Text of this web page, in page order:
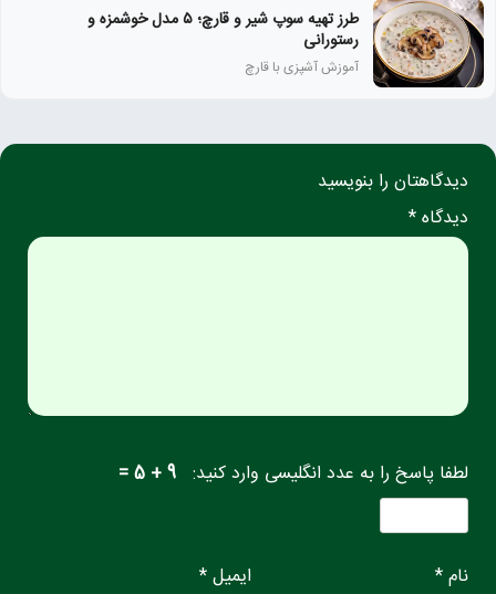
طرز تهیه سوپ شیر و قارچ؛ ۵ مدل خوشمزه و
رستورانی
آموزش آشپزی با قارچ
دیدگاهتان را بنویسید
دیدگاه *
لطفا پاسخ را به عدد انگلیسی وارد کنید: 9 + 5 =
نام * ایمیل *